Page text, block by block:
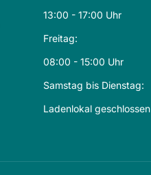
13:00 - 17:00 Uhr
Freitag:
08:00 - 15:00 Uhr
Samstag bis Dienstag:
Ladenlokal geschlossen